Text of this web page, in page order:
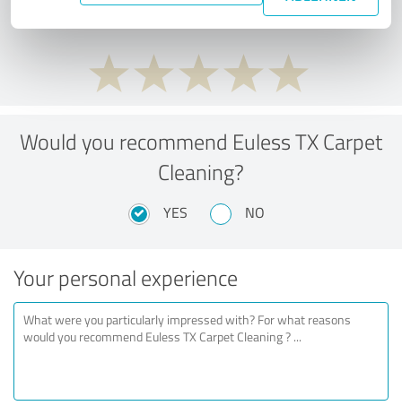
Would you recommend Euless TX Carpet
Cleaning?
YES NO
Your personal experience